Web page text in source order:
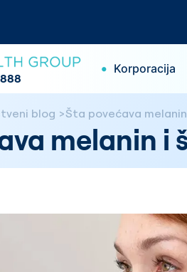
• Korporacija
blog Šta povećava
melanin i